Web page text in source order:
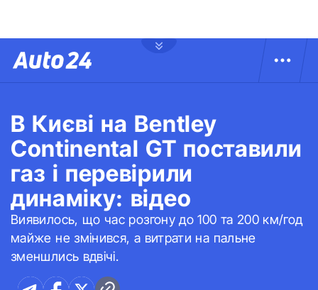
В Києві на Bentley
Continental GT поставили
газ і перевірили
динаміку: відео
Виявилось, що час розгону до 100 та 200 км/год
майже не змінився, а витрати на пальне
зменшлись вдвічі.